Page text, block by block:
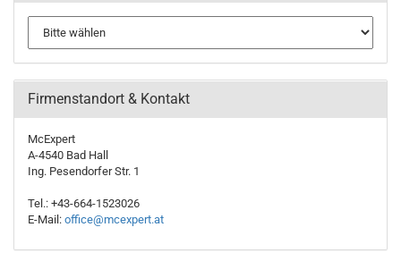
Firmenstandort & Kontakt
McExpert
A-4540 Bad Hall
Ing. Pesendorfer Str. 1
Tel.: +43-664-1523026
E-Mail: office@mcexpert.at